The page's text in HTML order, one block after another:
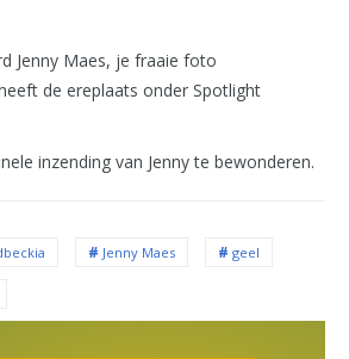
Jenny Maes, je fraaie foto
de ereplaats onder Spotlight
inzending van Jenny te bewonderen.
Jenny Maes geel